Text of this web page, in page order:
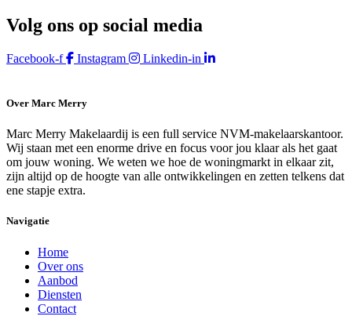
Volg ons op social media
Facebook-f Instagram Linkedin-in
Over Marc Merry
Marc Merry Makelaardij is een full service NVM-makelaarskantoor.
Wij staan met een enorme drive en focus voor jou klaar als het gaat
om jouw woning. We weten we hoe de woningmarkt in elkaar zit,
zijn altijd op de hoogte van alle ontwikkelingen en zetten telkens dat
ene stapje extra.
Navigatie
Home
Over ons
Aanbod
Diensten
Contact